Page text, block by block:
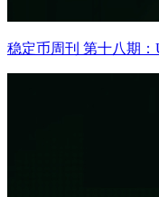
稳定币周刊 第十八期